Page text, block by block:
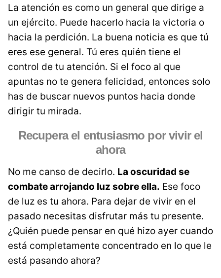
La atención es como un general que dirige a
un ejército. Puede hacerlo hacia la victoria o
hacia la perdición. La buena noticia es que tú
eres ese general. Tú eres quién tiene el
control de tu atención. Si el foco al que
apuntas no te genera felicidad, entonces solo
has de buscar nuevos puntos hacia donde
dirigir tu mirada.
Recupera el entusiasmo por vivir el
ahora
No me canso de decirlo. La oscuridad se
combate arrojando luz sobre ella. Ese foco
de luz es tu ahora. Para dejar de vivir en el
pasado necesitas disfrutar más tu presente.
¿Quién puede pensar en qué hizo ayer cuando
está completamente concentrado en lo que le
está pasando ahora?